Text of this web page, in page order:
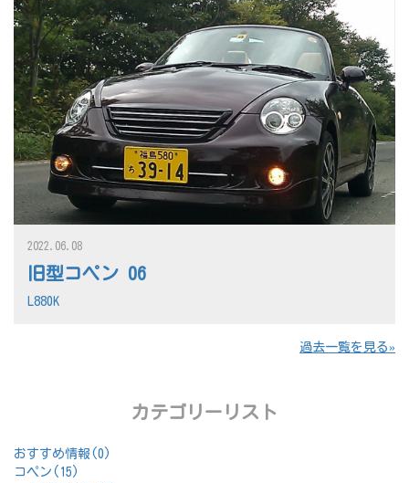
旧型コペン 06
2022.06.08
L880K
過去一覧を見る
カテゴリーリスト
おすすめ情報(0)
コペン(15)